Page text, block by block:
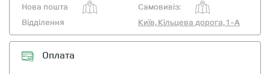
Нова пошта
Самовивіз:
Відділення
Київ, Кільцева дорога, 1-А
Оплата